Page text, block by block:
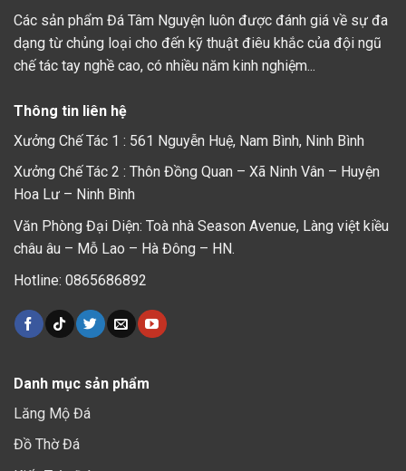
Các sản phẩm Đá Tâm Nguyện luôn được đánh giá về sự đa
dạng từ chủng loại cho đến kỹ thuật điêu khắc của đội ngũ
chế tác tay nghề cao, có nhiều năm kinh nghiệm...
Thông tin liên hệ
Xưởng Chế Tác 1 : 561 Nguyễn Huệ, Nam Bình, Ninh Bình
Xưởng Chế Tác 2 : Thôn Đồng Quan – Xã Ninh Vân – Huyện
Hoa Lư – Ninh Bình
Văn Phòng Đại Diện: Toà nhà Season Avenue, Làng việt kiều
châu âu – Mỗ Lao – Hà Đông – HN.
Hotline: 0865686892
Danh mục sản phẩm
Lăng Mộ Đá
Đồ Thờ Đá